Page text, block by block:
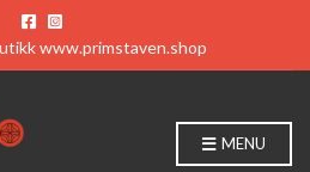
www.primstaven.shop
MENU